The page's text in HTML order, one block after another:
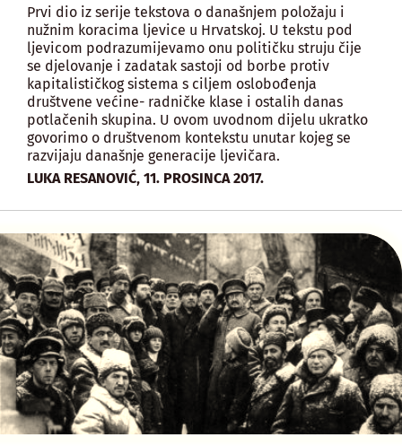
Prvi dio iz serije tekstova o današnjem položaju i
nužnim koracima ljevice u Hrvatskoj. U tekstu pod
ljevicom podrazumijevamo onu političku struju čije
se djelovanje i zadatak sastoji od borbe protiv
kapitalističkog sistema s ciljem oslobođenja
društvene većine- radničke klase i ostalih danas
potlačenih skupina. U ovom uvodnom dijelu ukratko
govorimo o društvenom kontekstu unutar kojeg se
razvijaju današnje generacije ljevičara.
LUKA RESANOVIĆ, 11. PROSINCA 2017.